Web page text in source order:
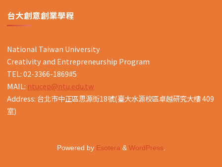
台大創意創業學程
National Taiwan University
Creativity and Entrepreneurship Program
TEL: 02-3366-1869#5
MAIL: ntucep@ntu.edu.tw
Address: 台北市中正區思源街18號(臺大水源校區卓越研究大樓 409
室)
Powered byEsotera & WordPress